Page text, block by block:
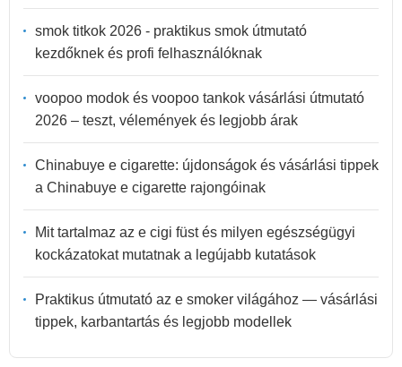
smok titkok 2026 - praktikus smok útmutató
kezdőknek és profi felhasználóknak
voopoo modok és voopoo tankok vásárlási útmutató
2026 – teszt, vélemények és legjobb árak
Chinabuye e cigarette: újdonságok és vásárlási tippek
a Chinabuye e cigarette rajongóinak
Mit tartalmaz az e cigi füst és milyen egészségügyi
kockázatokat mutatnak a legújabb kutatások
Praktikus útmutató az e smoker világához — vásárlási
tippek, karbantartás és legjobb modellek